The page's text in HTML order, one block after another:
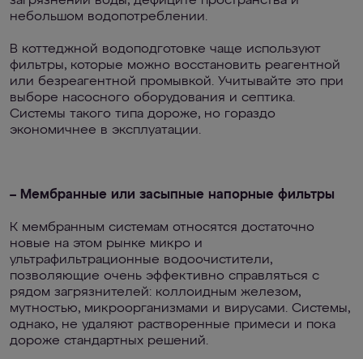
небольшом водопотреблении.
В коттеджной водоподготовке чаще используют
фильтры, которые можно восстановить реагентной
или безреагентной промывкой. Учитывайте это при
выборе насосного оборудования и септика.
Системы такого типа дороже, но гораздо
экономичнее в эксплуатации.
– Мембранные или засыпные напорные фильтры
К мембранным системам относятся достаточно
новые на этом рынке микро и
ультрафильтрационные водоочистители,
позволяющие очень эффективно справляться с
рядом загрязнителей: коллоидным железом,
мутностью, микроорганизмами и вирусами. Системы,
однако, не удаляют растворенные примеси и пока
дороже стандартных решений.